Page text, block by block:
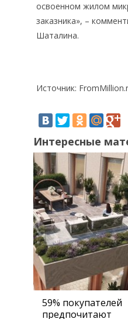
освоенном жилом
заказника», –
Шаталина.
Источник:
Интересные
59% покупателей
предпочитают